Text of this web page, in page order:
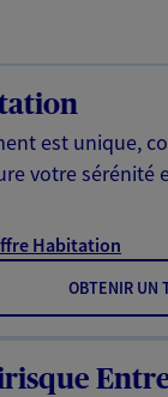
est unique,
votre
Habitation
OBTENIR UN